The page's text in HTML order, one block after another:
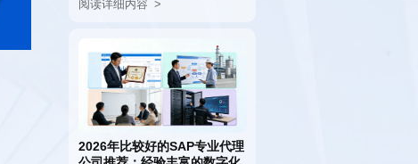
帮企业避开转型陷阱。
阅读详细内容